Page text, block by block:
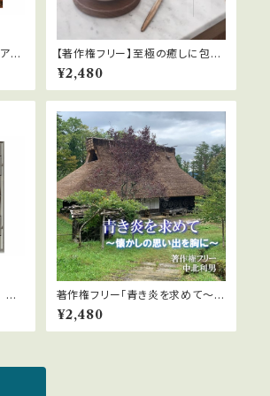
【著作権フリー】至極の癒しに包ま
れて
¥2,480
ウ
著作権フリー「青き炎を求めて～懐
かしの思い出を胸に～」２０曲MP
3ファイル
¥2,480